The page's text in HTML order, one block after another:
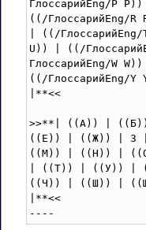
ГлоссарийEng/P
((/ГлоссарийEng/
| ((/
U)) | ((/
ГлоссарийEng/W
((/ГлоссарийEng/
|**<<
>>**| ((А)) |
((Е)) | ((Ж)) | З
((М)) | ((Н)) |
| ((Т)) | ((У)) |
((Ч)) | ((Ш)) |
|**<<
----